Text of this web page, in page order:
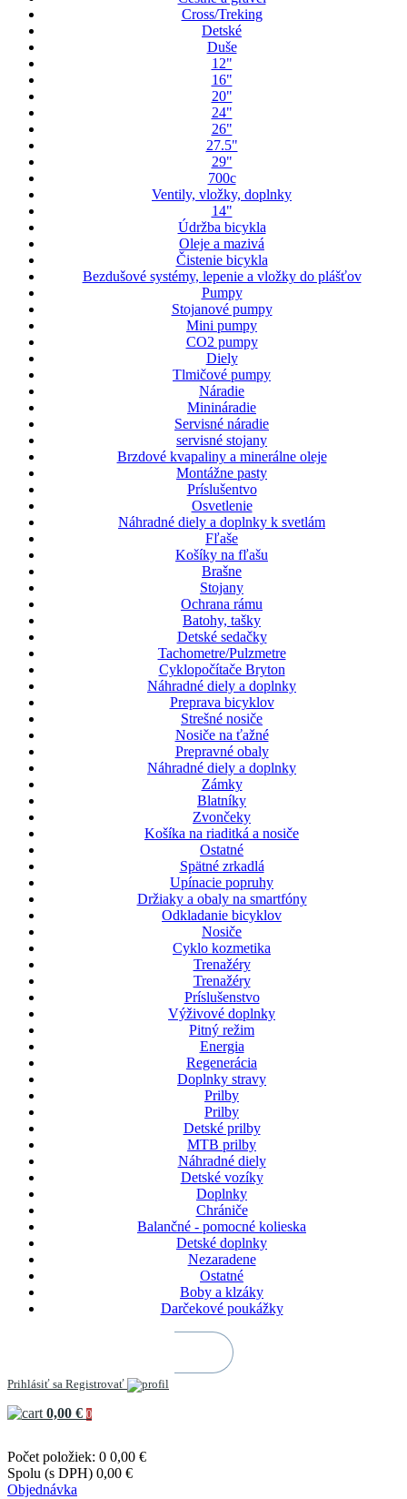
Cross/Treking
Detské
Duše
12"
16"
20"
24"
26"
27.5"
29"
700c
Ventily, vložky, doplnky
14"
Údržba bicykla
Oleje a mazivá
Čistenie bicykla
Bezdušové systémy, lepenie a vložky do plášťov
Pumpy
Stojanové pumpy
Mini pumpy
CO2 pumpy
Diely
Tlmičové pumpy
Náradie
Minináradie
Servisné náradie
servisné stojany
Brzdové kvapaliny a minerálne oleje
Montážne pasty
Príslušentvo
Osvetlenie
Náhradné diely a doplnky k svetlám
Fľaše
Košíky na fľašu
Brašne
Stojany
Ochrana rámu
Batohy, tašky
Detské sedačky
Tachometre/Pulzmetre
Cyklopočítače Bryton
Náhradné diely a doplnky
Preprava bicyklov
Strešné nosiče
Nosiče na ťažné
Prepravné obaly
Náhradné diely a doplnky
Zámky
Blatníky
Zvončeky
Košíka na riaditká a nosiče
Ostatné
Spätné zrkadlá
Upínacie popruhy
Držiaky a obaly na smartfóny
Odkladanie bicyklov
Nosiče
Cyklo kozmetika
Trenažéry
Trenažéry
Príslušenstvo
Výživové doplnky
Pitný režim
Energia
Regenerácia
Doplnky stravy
Prilby
Prilby
Detské prilby
MTB prilby
Náhradné diely
Detské vozíky
Doplnky
Chrániče
Balančné - pomocné kolieska
Detské doplnky
Nezaradene
Ostatné
Boby a klzáky
Darčekové poukážky
Prihlásiť sa Registrovať
0,00 € 0
Počet položiek: 0 0,00 €
Spolu (s DPH) 0,00 €
Objednávka